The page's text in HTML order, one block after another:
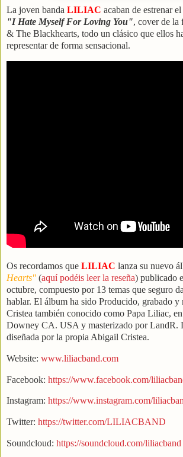
La joven banda LILIAC acaban de estrenar
"I Hate Myself For Loving You", cover de la
& The Blackhearts, todo un clásico que ellos
representar de forma sensacional.
Os recordamos que LILIAC lanza su nuevo
Hearts" (aquí podéis leer la reseña) publicado
octubre, compuesto por 13 temas que seguro
hablar. El álbum ha sido Producido, grabado
Cristea también conocido como Papa Liliac,
Downey CA. USA y masterizado por LandR.
diseñada por la propia Abigail Cristea.
Website: www.liliacband.com
Facebook: https://www.facebook.com/
Instagram: https://www.instagram.com/
Twitter: https://twitter.com/LILIACBAND
Soundcloud: https://soundcloud.com/liliacband